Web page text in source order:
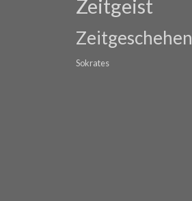
Zeitgeist
Zeitgeschehen
Sokrates